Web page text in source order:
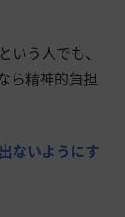
という人でも、
ら精神的負担
ないようにす